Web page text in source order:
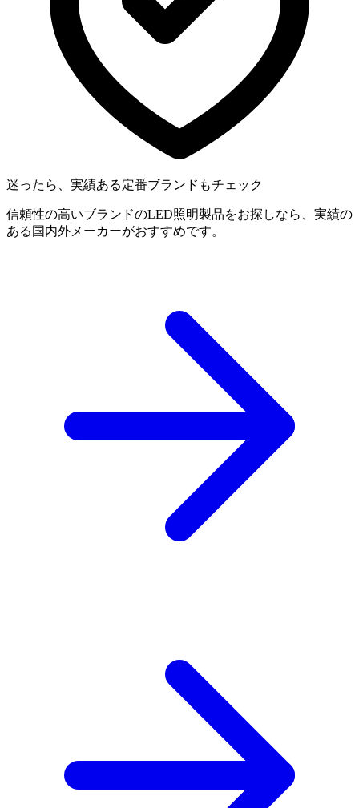
迷ったら、実績ある定番ブランドもチェック
信頼性の高いブランドのLED照明製品をお探しなら、実績の
ある国内外メーカーがおすすめです。